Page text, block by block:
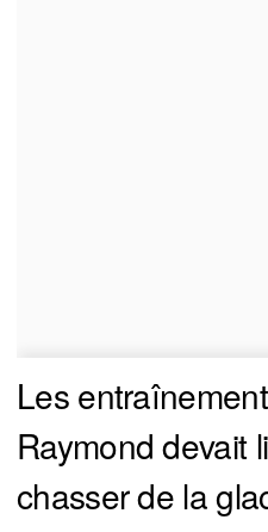
Les
Raymond devait
chasser de la